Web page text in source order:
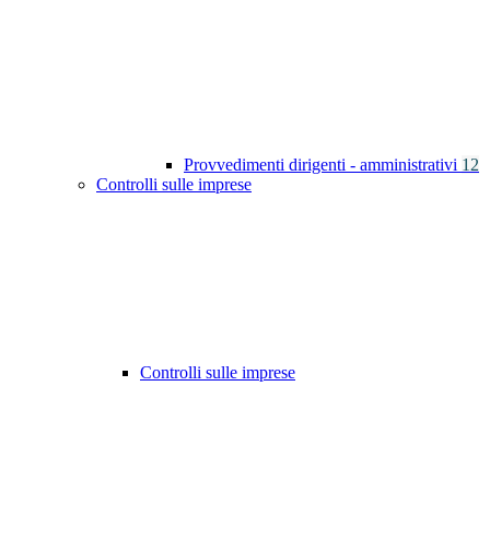
Provvedimenti dirigenti - amministrativi 12
Controlli sulle imprese
Controlli sulle imprese